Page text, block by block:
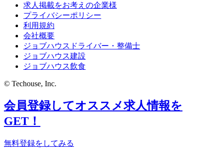
求人掲載をお考えの企業様
プライバシーポリシー
利用規約
会社概要
ジョブハウスドライバー・整備士
ジョブハウス建設
ジョブハウス飲食
© Techouse, Inc.
会員登録してオススメ求人情報を
GET！
無料登録をしてみる